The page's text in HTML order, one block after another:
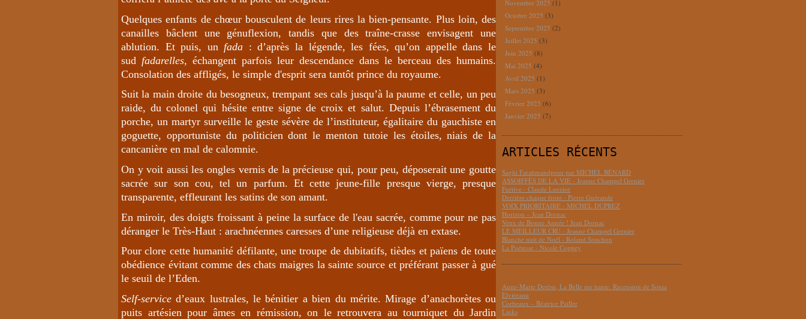
Quelques enfants de chœur bousculent de leurs rires la bien-pensante. Plus loin, des
canailles bâclent une génuflexion, tandis que des traîne-crasse envisagent une
ablution. Et puis, un fada : d’après la légende, les fées, qu’on appelle dans le
sud fadarelles, échangent parfois leur descendance dans le berceau des humains.
Consolation des affligés, le simple d'esprit sera tantôt prince du royaume.
Suit la main droite du besogneux, trempant ses cals jusqu’à la paume et celle, un peu
raide, du colonel qui hésite entre signe de croix et salut. Depuis l’ébrasement du
porche, un martyr surveille le geste sévère de l’instituteur, égalitaire du gauchiste en
goguette, opportuniste du politicien dont le menton tutoie les étoiles, niais de la
cancanière en mal de calomnie.
On y voit aussi les ongles vernis de la précieuse qui, pour peu, déposerait une goutte
sacrée sur son cou, tel un parfum. Et cette jeune-fille presque vierge, presque
transparente, effleurant les satins de son amant.
En miroir, des doigts froissant à peine la surface de l'eau sacrée, comme pour ne pas
déranger le Très-Haut : arachnéennes caresses d’une religieuse déjà en extase.
Pour clore cette humanité défilante, une troupe de dubitatifs, tièdes et païens de toute
obédience évitant comme des chats maigres la sainte source et préférant passer à gué
le seuil de l’Eden.
Self-service d’eaux lustrales, le bénitier a bien du mérite. Mirage d’anachorètes ou
puits artésien pour âmes en rémission, on le retrouvera au tourniquet du Jardin
Novembre 2025 (1)
Octobre 2025 (3)
Septembre 2025 (2)
Juillet 2025 (3)
Juin 2025 (8)
Mai 2025 (4)
Avril 2025 (1)
Mars 2025 (3)
Février 2025 (6)
Janvier 2025 (7)
ARTICLES RÉCENTS
Saghi Farahmandpour par MICHEL BÉNARD
ASSOIFFÉS DE LA VIE - Jeanne Champel Grenier
Furtive - Claude Luezior
Derrière chaque front - Pierre Guérande
VOIX PRIORITAIRE - MICHEL DUPREZ
Horizon – Jean Dornac
Veux de Bonne Année ! Jean Dornac
LE MEILLEUR CRU - Jeanne Champel Grenier
Blanche nuit de Noël - Roland Souchon
La Poétesse - Nicole Coppey
Anne-Marie Derèse, La Belle me hante. Recension de Sonia
Elvireanu
Corbeaux – Béatrice Pailler
Links